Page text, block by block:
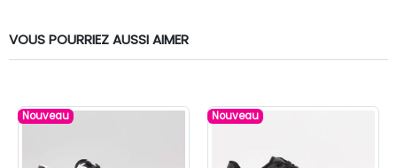
VOUS POURRIEZ AUSSI AIMER
Nouveau Nouveau